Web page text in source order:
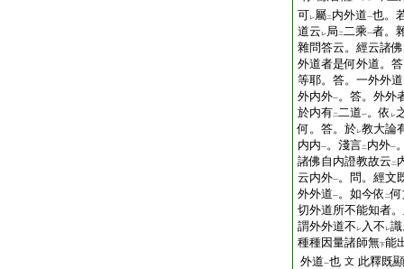
可レ屬二 内外道一也。
道云 レ局 二二乘一者。
雜問答云。經云諸
外道者是何外道。
等耶。答。一外外
外内外一。答。外外
於内有二二道一。依 レ
何。答。於レ教大論
内内一。淺言二 内外一
諸佛自内證教故云 二
云内外一。問。經文
外外道一。如今依 二
切外道所不能知者
謂外外道不 レ 入不 レ
種種因量諸師無下能
外道一也 文 此釋既